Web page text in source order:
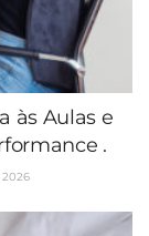
às Aulas e
.
2026